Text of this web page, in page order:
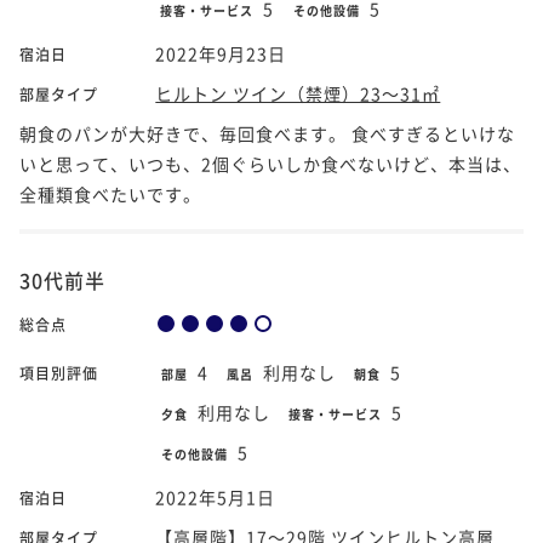
接客・サービス 5 その他設備 5
宿泊日 2022年9月23日
部屋タイプ
ヒルトン ツイン（禁煙）23～31㎡
朝食のパンが大好きで、毎回食べます。 食べすぎるといけな
いと思って、いつも、2個ぐらいしか食べないけど、本当は、
全種類食べたいです。
30代前半
総合点
項目別評価 部屋 4 風呂 利用なし 朝食 5
夕食 利用なし 接客・サービス 5
その他設備 5
宿泊日 2022年5月1日
部屋タイプ 【高層階】17～29階 ツインヒルトン高層